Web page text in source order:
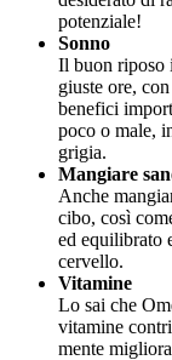
potenziale!
Sonno
Il buon riposo
giuste ore,
benefici
poco o male,
grigia.
Mangiare
Anche
cibo, così
ed equilibrato
cervello.
Vitamine
Lo sai che
vitamine
mente